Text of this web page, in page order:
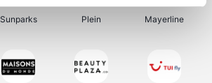
Sunparks Plein Mayerline